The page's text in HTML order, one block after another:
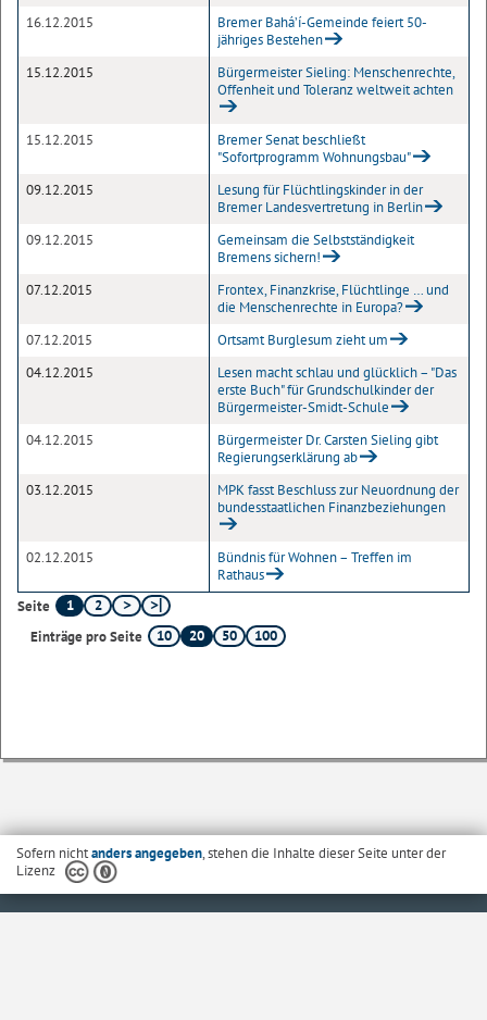
16.12.2015
Bremer Baháʼí-Gemeinde feiert 50-
jähriges Bestehen
15.12.2015
Bürgermeister Sieling: Menschenrechte,
Offenheit und Toleranz weltweit achten
15.12.2015
Bremer Senat beschließt
"Sofortprogramm Wohnungsbau"
09.12.2015
Lesung für Flüchtlingskinder in der
Bremer Landesvertretung in Berlin
09.12.2015
Gemeinsam die Selbstständigkeit
Bremens sichern!
07.12.2015
Frontex, Finanzkrise, Flüchtlinge … und
die Menschenrechte in Europa?
07.12.2015
Ortsamt Burglesum zieht um
04.12.2015
Lesen macht schlau und glücklich – "Das
erste Buch" für Grundschulkinder der
Bürgermeister-Smidt-Schule
04.12.2015
Bürgermeister Dr. Carsten Sieling gibt
Regierungserklärung ab
03.12.2015
MPK fasst Beschluss zur Neuordnung der
bundesstaatlichen Finanzbeziehungen
02.12.2015
Bündnis für Wohnen – Treffen im
Rathaus
Seite
1
2
Einträge pro Seite
10 20 50 100
Sofern nichtanders angegeben, stehen die Inhalte dieser Seite unter der
Lizenz